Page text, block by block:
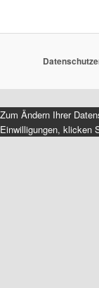
Zum Ändern Ihrer
Einwilligungen, klicken